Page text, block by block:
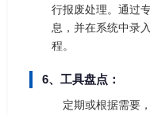
行报废处理。通过
息，并在系统中录
程。
6、工具盘点：
定期或根据需要